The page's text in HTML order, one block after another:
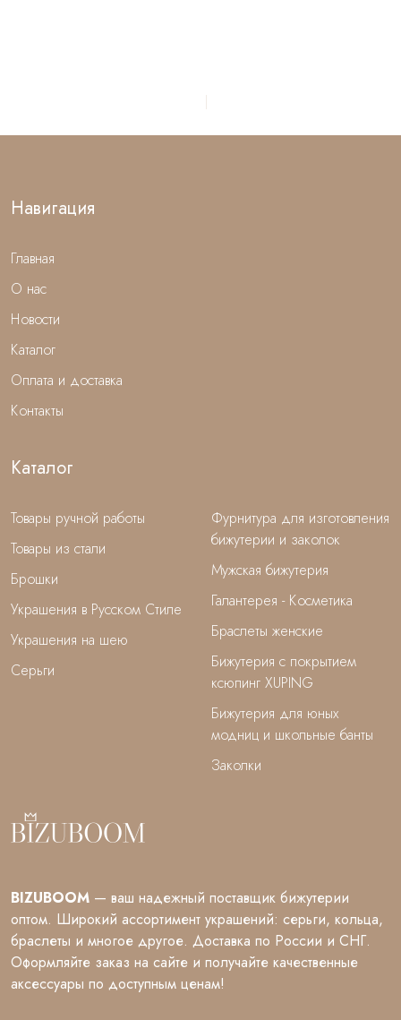
Навигация
Главная
О нас
Новости
Каталог
Оплата и доставка
Контакты
Каталог
Товары ручной работы
Товары из стали
Брошки
Украшения в Русском Стиле
Украшения на шею
Серьги
Фурнитура для изготовления
бижутерии и заколок
Мужская бижутерия
Галантерея - Косметика
Браслеты женские
Бижутерия с покрытием
ксюпинг XUPING
Бижутерия для юных
модниц и школьные банты
Заколки
BIZUBOOM — ваш надежный поставщик бижутерии
оптом. Широкий ассортимент украшений: серьги, кольца,
браслеты и многое другое. Доставка по России и СНГ.
Оформляйте заказ на сайте и получайте качественные
аксессуары по доступным ценам!